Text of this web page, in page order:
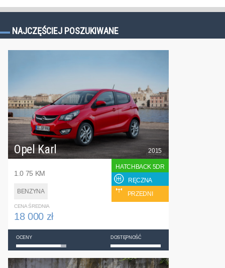
NAJCZĘŚCIEJ POSZUKIWANE
Opel Karl
1.0 75 KM
BENZYNA
2015
HATCHBACK 5DR
RĘCZNA
PRZEDNI
CENA ŚREDNIA
18 000 zł
OCENY DOSTĘPNOŚĆ